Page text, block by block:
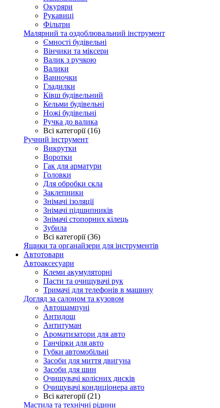
Окуряри
Рукавиці
Фільтри
Малярний та оздоблювальний інструмент
Ємності будівельні
Вінчики та міксери
Валик з ручкою
Валики
Ванночки
Гладилки
Ківш будівельний
Кельми будівельні
Ножі будівельні
Ручка до валика
Всі категорії (16)
Ручний інструмент
Викрутки
Воротки
Гак для арматури
Головки
Для обробки скла
Заклепники
Знімачі ізоляції
Знімачі підшипників
Знімачі стопорних кілець
Зубила
Всі категорії (36)
Ящики та органайзери для інструментів
Автотовари
Автоаксесуари
Клеми акумуляторні
Пасти та очищувачі рук
Тримачі для телефонів в машину
Догляд за салоном та кузовом
Автошампуні
Антидощ
Антитуман
Ароматизатори для авто
Ганчірки для авто
Губки автомобільні
Засоби для миття двигуна
Засоби для шин
Очищувачі колісних дисків
Очищувачі кондиціонера авто
Всі категорії (21)
Мастила та технічні рідини